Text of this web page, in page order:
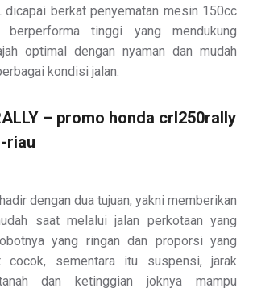
dicapai berkat penyematan mesin 150cc
berperforma tinggi yang mendukung
optimal dengan nyaman dan mudah
kondisi jalan.
– promo honda crl250rally
riau
dengan dua tujuan, yakni memberikan
saat melalui jalan perkotaan yang
yang ringan dan proporsi yang
cocok, sementara itu suspensi, jarak
dan ketinggian joknya mampu